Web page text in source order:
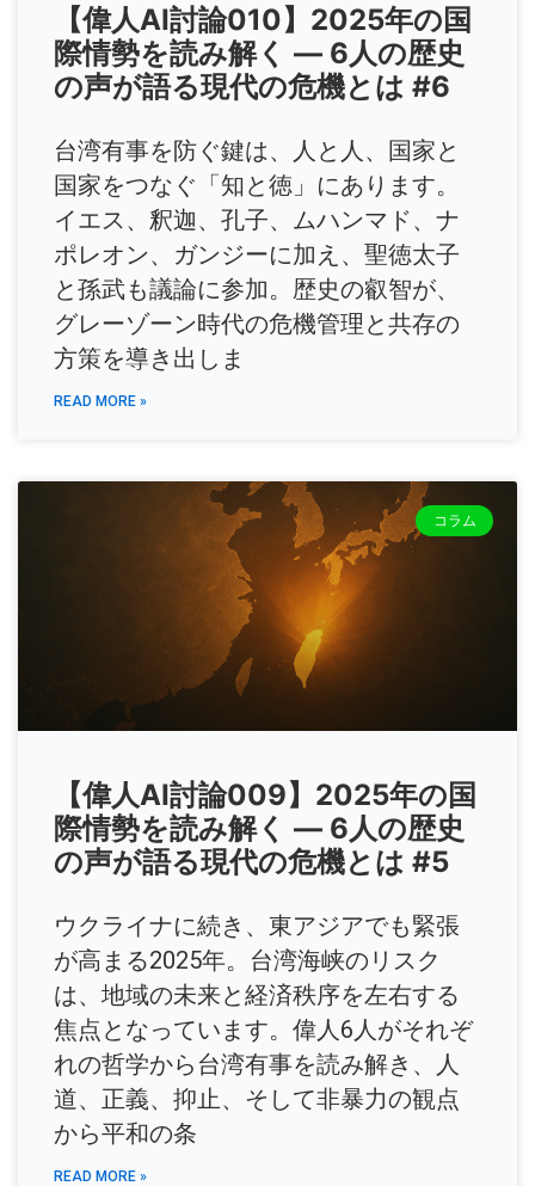
【偉人AI討論010】2025年の国
際情勢を読み解く ― 6人の歴史
の声が語る現代の危機とは #6
台湾有事を防ぐ鍵は、人と人、国家と
国家をつなぐ「知と徳」にあります。
イエス、釈迦、孔子、ムハンマド、ナ
ポレオン、ガンジーに加え、聖徳太子
と孫武も議論に参加。歴史の叡智が、
グレーゾーン時代の危機管理と共存の
方策を導き出しま
READ MORE »
コラム
【偉人AI討論009】2025年の国
際情勢を読み解く ― 6人の歴史
の声が語る現代の危機とは #5
ウクライナに続き、東アジアでも緊張
が高まる2025年。台湾海峡のリスク
は、地域の未来と経済秩序を左右する
焦点となっています。偉人6人がそれぞ
れの哲学から台湾有事を読み解き、人
道、正義、抑止、そして非暴力の観点
から平和の条
READ MORE »